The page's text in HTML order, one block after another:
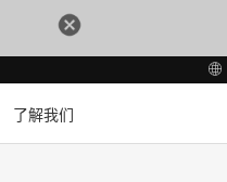
了解我们